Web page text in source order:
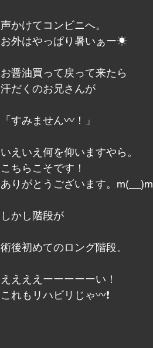
声かけてコンビニへ。
お外はやっぱり暑いぁー☀
お醤油買って戻って来たら
汗だくのお兄さんが
「すみません〰️！」
いえいえ何を仰いますやら。
こちらこそです！
ありがとうございます。m(__)m
しかし階段が
術後初めてのロング階段。
ええええーーーーーい！
これもリハビリじゃ〰️❗